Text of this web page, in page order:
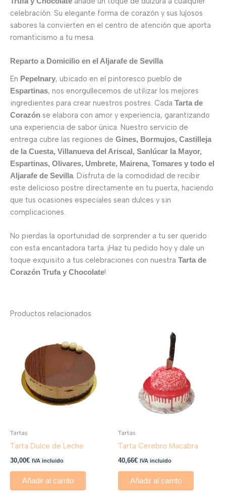
celebración. Su elegante forma de corazón y sus lujosos
sabores la convierten en el centro de atención que aporta
romanticismo a tu mesa.
Reparto a Domicilio en el Aljarafe de Sevilla
En Pepelnary, ubicado en el pintoresco pueblo de
Espartinas, nos enorgullecemos de utilizar los mejores
ingredientes para crear nuestros postres. Cada Tarta de
Corazón se elabora con amor y experiencia, garantizando
una experiencia de sabor única. Nuestro servicio de
entrega cubre las regiones de Gines, Bormujos, Castilleja
de la Cuesta, Villanueva del Ariscal, Sanlúcar la Mayor,
Espartinas, Olivares, Umbrete, Mairena, Tomares y todo el
Aljarafe de Sevilla . Disfruta de la comodidad de recibir
este delicioso postre directamente en tu puerta, haciendo
que tus ocasiones especiales sean dulces y sin
complicaciones.
No pierdas la oportunidad de sorprender a tu ser querido
con esta encantadora tarta. ¡Haz tu pedido hoy y dale un
toque exquisito a tus celebraciones con nuestra Tarta de
Corazón Trufa y Chocolate!
Productos relacionados
Tartas
Tarta Dulce de Leche
30,00€ IVA incluido
Añadir al carrito
Tartas
Tarta Cerebro Macabra
40,66€ IVA incluido
Añadir al carrito